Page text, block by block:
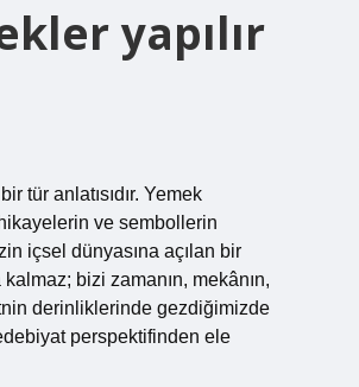
yapılır
tür anlatısıdır. Yemek
ve sembollerin
içsel dünyasına açılan bir
bizi zamanın, mekânın,
derinliklerinde gezdiğimizde
perspektifinden ele